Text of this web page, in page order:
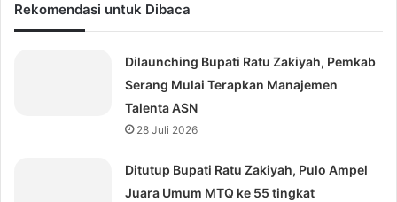
Rekomendasi untuk Dibaca
Dilaunching Bupati Ratu Zakiyah, Pemkab
Serang Mulai Terapkan Manajemen
Talenta ASN
28 Juli 2026
Ditutup Bupati Ratu Zakiyah, Pulo Ampel
Juara Umum MTQ ke 55 tingkat